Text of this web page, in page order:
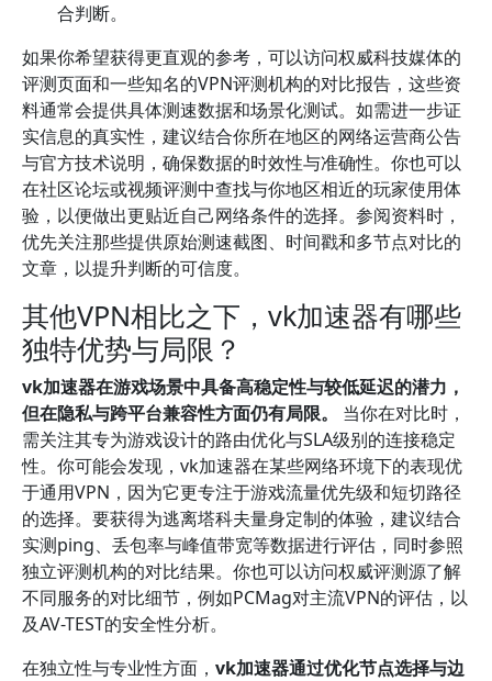
合判断。
如果你希望获得更直观的参考，可以访问权威科技媒体的
评测页面和一些知名的VPN评测机构的对比报告，这些资
料通常会提供具体测速数据和场景化测试。如需进一步证
实信息的真实性，建议结合你所在地区的网络运营商公告
与官方技术说明，确保数据的时效性与准确性。你也可以
在社区论坛或视频评测中查找与你地区相近的玩家使用体
验，以便做出更贴近自己网络条件的选择。参阅资料时，
优先关注那些提供原始测速截图、时间戳和多节点对比的
文章，以提升判断的可信度。
其他VPN相比之下，vk加速器有哪些
独特优势与局限？
vk加速器在游戏场景中具备高稳定性与较低延迟的潜力，
但在隐私与跨平台兼容性方面仍有局限。
当你在对比时，
需关注其专为游戏设计的路由优化与SLA级别的连接稳定
性。你可能会发现，vk加速器在某些网络环境下的表现优
于通用VPN，因为它更专注于游戏流量优先级和短切路径
的选择。要获得为逃离塔科夫量身定制的体验，建议结合
实测ping、丢包率与峰值带宽等数据进行评估，同时参照
独立评测机构的对比结果。你也可以访问权威评测源了解
不同服务的对比细节，例如PCMag对主流VPN的评估，以
及AV-TEST的安全性分析。
在独立性与专业性方面， vk加速器通过优化节点选择与边